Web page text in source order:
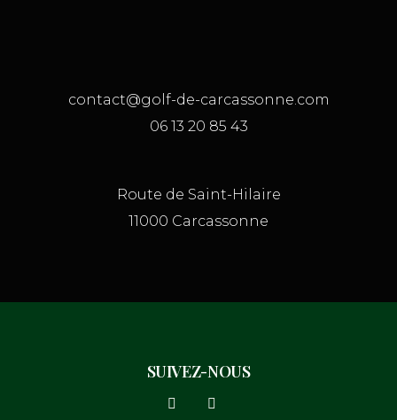
contact@golf-de-carcassonne.com
06 13 20 85 43
Route de Saint-Hilaire
11000 Carcassonne
SUIVEZ-NOUS